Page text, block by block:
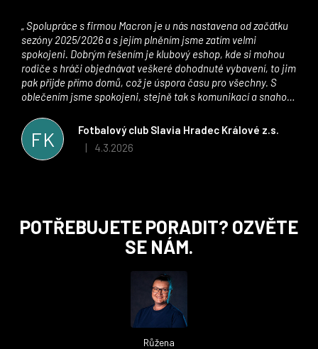
FK
Fotbalový club Slavia Hradec Králové z.s.
Hodnocení obchodu je 5 z 5 hvězdiček.
| 4.3.2026
sezóny 2025/2026 a s jejím plněním jsme zatím velmi
spokojeni. Dobrým řešením je klubový eshop, kde si mohou
rodiče s hráči objednávat veškeré dohodnuté vybavení, to jim
pak přijde přímo domů, což je úspora času pro všechny. S
oblečením jsme spokojeni, stejně tak s komunikací a snahou
stran. Věříme, že v tomto duchu bude spolupráce pokračovat
i nadále, nyní už začínáme řešit i první sady dresů ;)
POTŘEBUJETE PORADIT? OZVĚTE
SE NÁM.
Růžena